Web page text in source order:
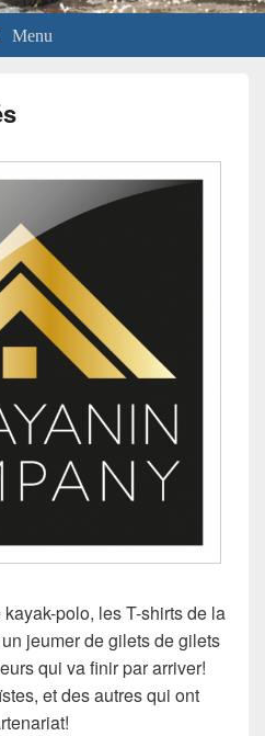
Menu
polo, les T-shirts de la
jeumer de gilets de gilets
qui va finir par arriver!
et des autres qui ont